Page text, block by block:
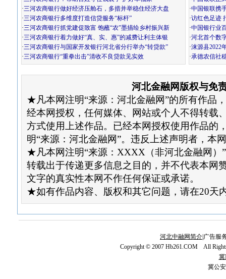
·三河农商银行做好经济压舱石，多措并举稳住经济大盘
·三河农商银行多维度打造信贷服务“标杆”
·三河农商银行抓党建促致富 饱蘸“农”墨描绘乡村振兴新
·三河农商银行着力做好“真、实、惠”的减费让利主体银
·三河农商银行与国家开发银行河北省分行举办“转贷款”
·三河农商银行“重拳出击”清收不良贷款见实效
·中国银联携
·访红色足迹
·中国银行业
·河北首个数
·涞源县2022
·承德农信社
河北金融网版权与免
★凡本网注明“来源：河北金融网”的所有作品
经本网授权，任何媒体、网站或个人不得转载
方式使用上述作品。已经本网授权使用作品的
明“来源：河北金融网”。违反上述声明者，本
★凡本网注明“来源：XXXX（非河北金融网）
转载出于传递更多信息之目的，并不代表本网
文字的真实性本网不作任何保证或承诺。
★如有作品内容、版权和其它问题，请在20天
河北中融网简介 |广告服
Copyright © 2007 Hb261.COM All
冀
冀公